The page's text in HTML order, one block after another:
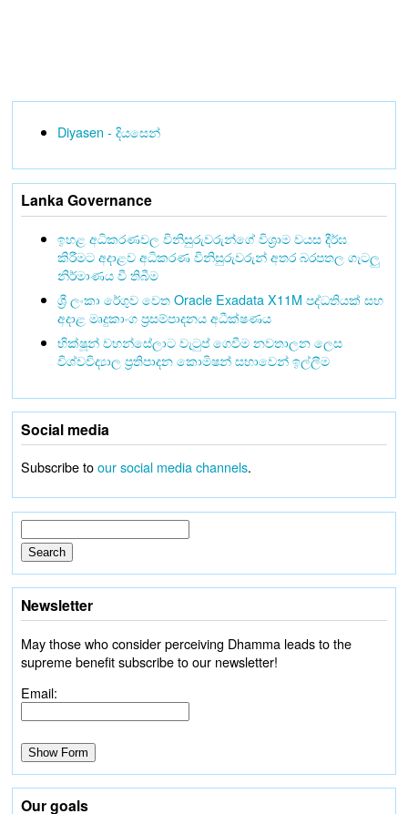
Diyasen - දියසෙන්
Lanka Governance
ඉහළ අධිකරණවල විනිසුරුවරුන්ගේ විශ්‍රාම වයස දීර්ඝ
කිරීමට අදාළව අධිකරණ විනිසුරුවරුන් අතර බරපතල ගැටලු
නිර්මාණය වී තිබීම
ශ්‍රී ලංකා රේගුව වෙත Oracle Exadata X11M පද්ධතියක් සහ
අදාළ මෘදුකාංග ප්‍රසම්පාදනය අධීක්ෂණය
භික්ෂූන් වහන්සේලාට වැටුප් ගෙවීම නවතාලන ලෙස
විශ්වවිද්‍යාල ප්‍රතිපාදන කොමිෂන් සභාවෙන් ඉල්ලීම
Social media
Subscribe toour social media channels.
Newsletter
May those who consider perceiving Dhamma leads to the
supreme benefit subscribe to our newsletter!
Email:
Our goals